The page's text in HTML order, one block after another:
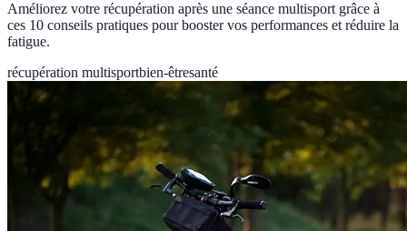
Améliorez votre récupération après une séance multisport grâce à
ces 10 conseils pratiques pour booster vos performances et réduire la
fatigue.
récupération multisportbien-êtresanté